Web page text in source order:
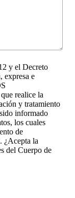
y el Decreto
expresa e
realice la
y tratamiento
informado
los cuales
de
¿Acepta la
del Cuerpo de